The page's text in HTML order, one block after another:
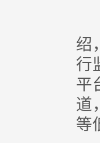
绍
行
平
道
等